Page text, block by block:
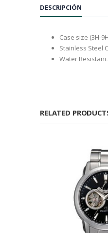
DESCRIPCIÓN
Case size (3H-
Stainless Steel
Water
RELATED